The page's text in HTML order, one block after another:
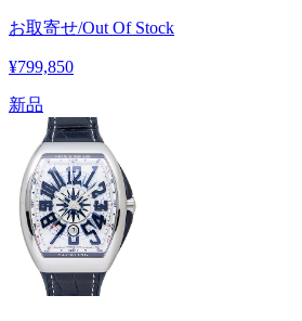
お取寄せ/Out Of Stock
¥799,850
新品